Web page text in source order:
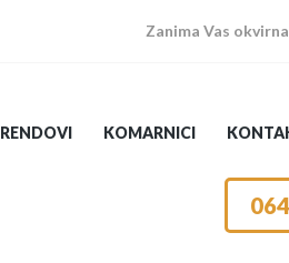
Zanima Vas
KOMARNICI